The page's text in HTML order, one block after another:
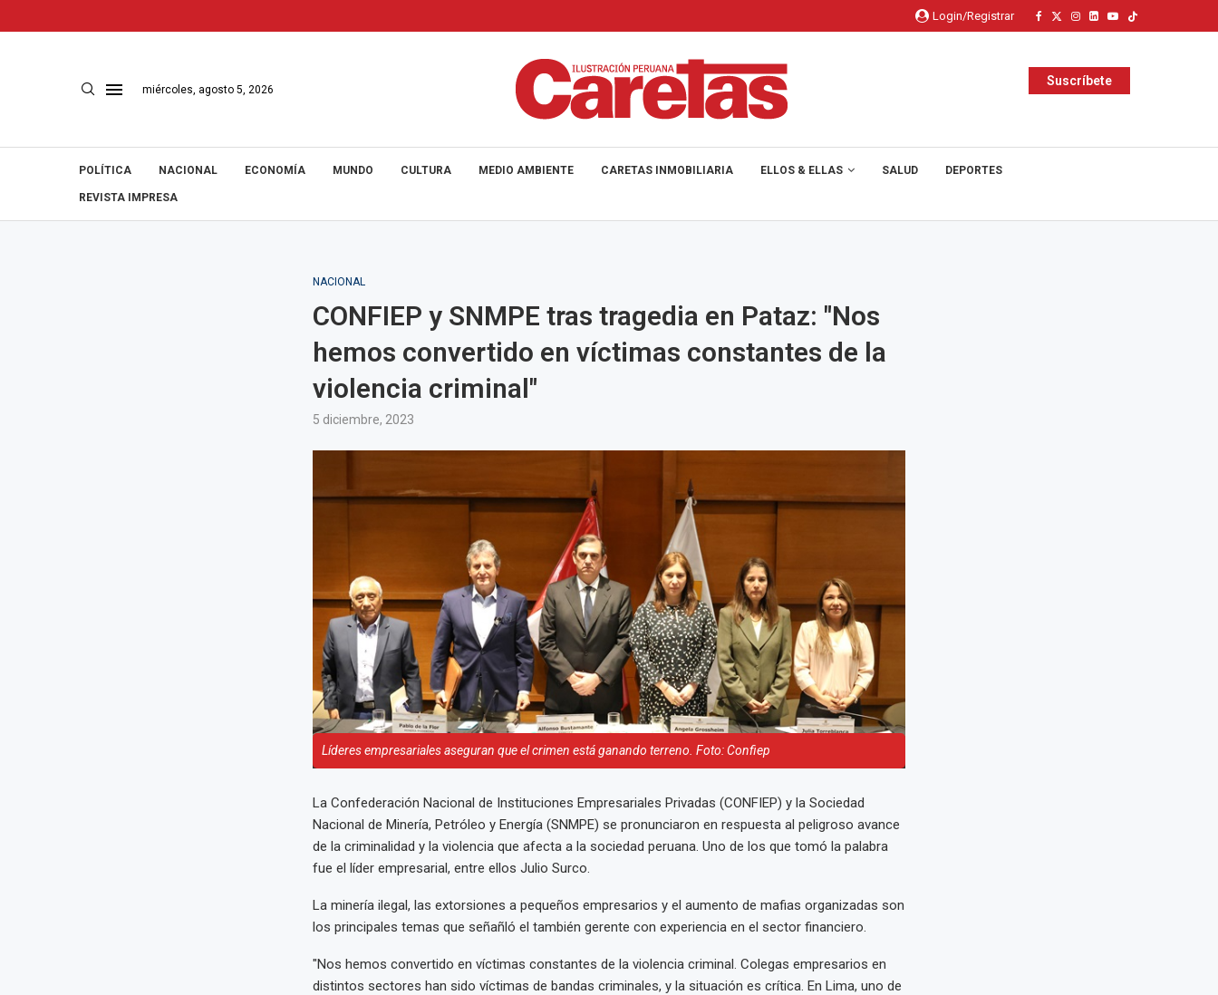
Login/Registrar
miércoles, agosto 5, 2026
Suscríbete
POLÍTICA NACIONAL ECONOMÍA MUNDO CULTURA MEDIO AMBIENTE CARETAS INMOBILIARIA ELLOS & ELLAS SALUD DEPORTES
REVISTA IMPRESA
NACIONAL
CONFIEP y SNMPE tras tragedia en Pataz: "Nos
hemos convertido en víctimas constantes de la
violencia criminal"
5 diciembre, 2023
Líderes empresariales aseguran que el crimen está ganando terreno. Foto: Confiep
La Confederación Nacional de Instituciones Empresariales Privadas (CONFIEP) y la Sociedad
Nacional de Minería, Petróleo y Energía (SNMPE) se pronunciaron en respuesta al peligroso avance
de la criminalidad y la violencia que afecta a la sociedad peruana. Uno de los que tomó la palabra
fue el líder empresarial, entre ellos Julio Surco.
La minería ilegal, las extorsiones a pequeños empresarios y el aumento de mafias organizadas son
los principales temas que señañló el también gerente con experiencia en el sector financiero.
"Nos hemos convertido en víctimas constantes de la violencia criminal. Colegas empresarios en
distintos sectores han sido víctimas de bandas criminales, y la situación es crítica. En Lima, uno de